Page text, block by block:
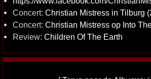
Concert: Christian Mistress in Tilburg
Concert: Christian Mistress op Into
Review: Children Of The Earth